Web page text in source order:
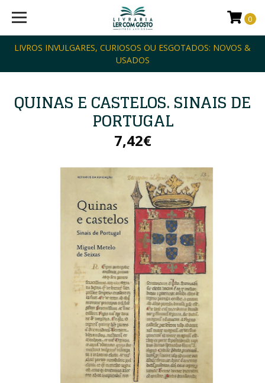
LIVROS INVULGARES, CURIOSOS OU ESGOTADOS: NOVOS &
USADOS
0
QUINAS E CASTELOS. SINAIS DE
PORTUGAL
7,42€